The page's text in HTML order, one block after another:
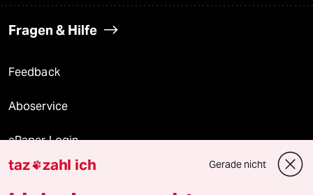
Fragen & Hilfe
Feedback
Aboservice
ePaper Login
Downloads für Abonnierende
taz zahl ich Gerade nicht